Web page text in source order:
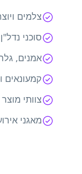
צלמים
סוכני
אמנים,
קמעונאים
צוותי
מאגני